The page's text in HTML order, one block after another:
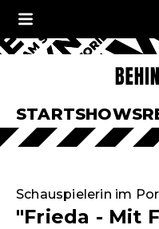
STARTSHOWS
Schauspielerin im
"Frieda - Mit